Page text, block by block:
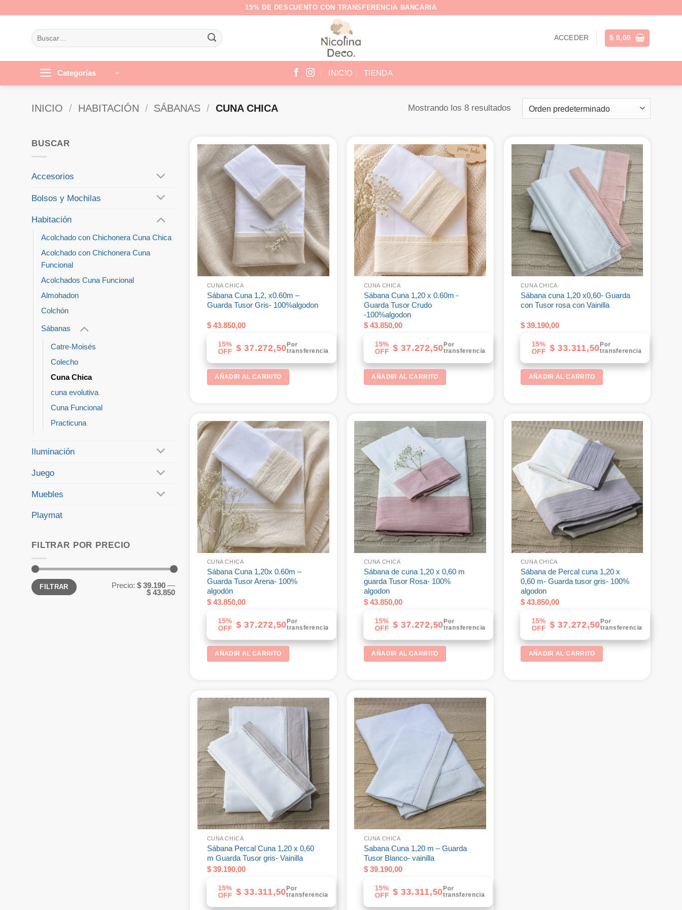
contenido
15% DE DESCUENTO CON TRANSFERENCIA BANCARIA
Buscar
por:
ACCEDER $ 0,00
Categorías INICIO TIENDA
INICIO / HABITACIÓN / SÁBANAS / CUNA CHICA Mostrando los 8 resultados
BUSCAR
Accesorios
Bolsos y Mochilas
Habitación
Acolchado con Chichonera Cuna Chica
Acolchado con Chichonera Cuna
Funcional
Acolchados Cuna Funcional
Almohadon
Colchón
Sábanas
Catre-Moisés
Colecho
Cuna Chica
cuna evolutiva
Cuna Funcional
Practicuna
Iluminación
Juego
Muebles
Playmat
FILTRAR POR PRECIO
Precio
mínimo
Precio
máximo
FILTRAR Precio: $ 39.190—
$ 43.850
CUNA CHICA
Sábana Cuna 1,2, x0.60m –
Guarda Tusor Gris- 100%algodon
$43.850,00
15%
OFF
$37.272,50Por
transferencia
AÑADIR AL CARRITO
CUNA CHICA
Sábana Cuna 1,20 x 0.60m -
Guarda Tusor Crudo
-100%algodon
$43.850,00
15%
OFF
$37.272,50Por
transferencia
AÑADIR AL CARRITO
CUNA CHICA
Sábana cuna 1,20 x0,60- Guarda
con Tusor rosa con Vainilla
$39.190,00
15%
OFF
$33.311,50Por
transferencia
AÑADIR AL CARRITO
CUNA CHICA
Sábana Cuna 1,20x 0.60m –
Guarda Tusor Arena- 100%
algodón
$43.850,00
15%
OFF
$37.272,50Por
transferencia
AÑADIR AL CARRITO
CUNA CHICA
Sábana de cuna 1,20 x 0,60 m
guarda Tusor Rosa- 100%
algodon
$43.850,00
15%
OFF
$37.272,50Por
transferencia
AÑADIR AL CARRITO
CUNA CHICA
Sábana de Percal cuna 1,20 x
0,60 m- Guarda tusor gris- 100%
algodon
$43.850,00
15%
OFF
$37.272,50Por
transferencia
AÑADIR AL CARRITO
CUNA CHICA
Sábana Percal Cuna 1,20 x 0,60
m Guarda Tusor gris- Vainilla
$39.190,00
15%
OFF
$33.311,50Por
transferencia
CUNA CHICA
Sabana Cuna 1,20 m – Guarda
Tusor Blanco- vainilla
$39.190,00
15%
OFF
$33.311,50Por
transferencia